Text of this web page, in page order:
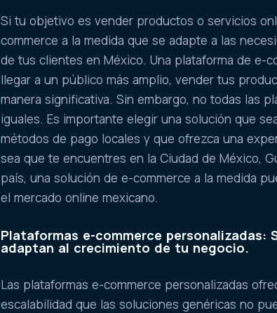
Si tu objetivo es vender productos o servicios
commerce a la medida que se adapte a las
de tus clientes en México. Una plataforma de e-
llegar a un público más amplio, vender tus
manera significativa. Sin embargo, no todas las
iguales. Es importante elegir una solución que
métodos de pago locales y que ofrezca una
sea que te encuentres en la Ciudad de México,
país, una solución de e-commerce a la medida
el mercado online mexicano.
Plataformas e-commerce personalizadas:
adaptan al crecimiento de tu negocio.
Las plataformas e-commerce personalizadas
escalabilidad que las soluciones genéricas no